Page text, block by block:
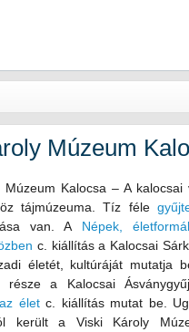
Múzeum
Múzeum Kalocsa – A
tájmúzeuma. Tíz féle
van. A Népek,
c. kiállítás a Kalocsai
életét, kultúráját mutatja
része a Kalocsai
életc. kiállítás mutat be.
került a Viski Károly